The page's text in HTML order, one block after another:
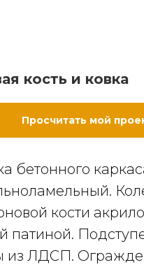
кость и ковка
Просчитать мой
бетонного
кости
патиной.
из ЛДСП.